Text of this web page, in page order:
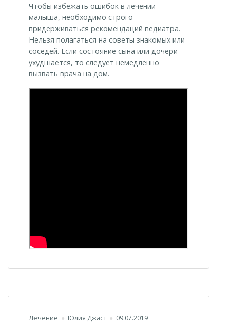
Чтобы избежать ошибок в лечении
малыша, необходимо строго
придерживаться рекомендаций педиатра.
Нельзя полагаться на советы знакомых или
соседей. Если состояние сына или дочери
ухудшается, то следует немедленно
вызвать врача на дом.
Лечение Юлия Джаст 09.07.2019